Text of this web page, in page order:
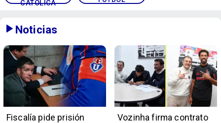
CATÓLICA
Noticias
Fiscalía pide prisión
Vozinha firma contrato